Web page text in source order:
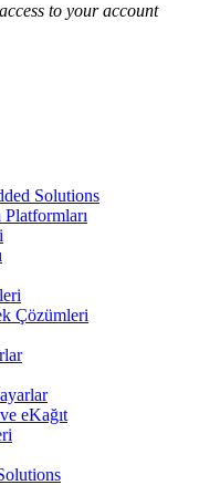
to your account
Solutions
Çözümleri
eKağıt